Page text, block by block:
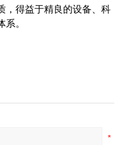
，得益于精良的设备、科
。